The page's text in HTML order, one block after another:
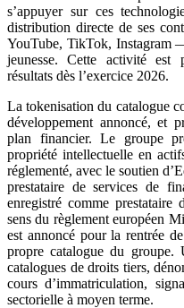
s’appuyer sur ces
distribution directe de ses
YouTube, TikTok, Instagram
jeunesse. Cette activité est
résultats dès l’exercice 2026.
La tokenisation du catalogue
développement annoncé, et
plan financier. Le groupe
propriété intellectuelle en
réglementé, avec le soutien
prestataire de services de
enregistré comme prestataire
sens du règlement européen
est annoncé pour la rentrée
propre catalogue du groupe.
catalogues de droits tiers,
cours d’immatriculation,
sectorielle à moyen terme.